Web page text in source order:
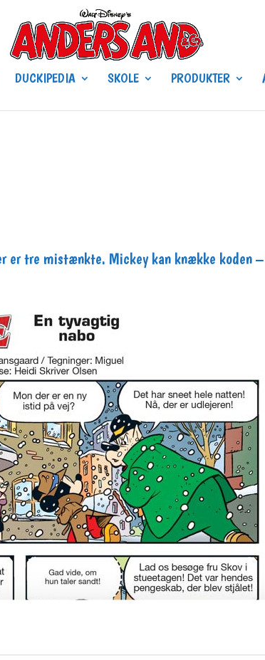
DUCKIPEDIA SKOLE PRODUKTER
er tre mistænkte. Mickey kan knække koden –